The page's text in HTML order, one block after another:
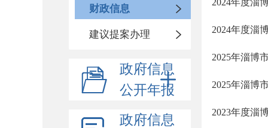
财政信息
建议提案办理
政府信息
公开年报
政府信息
2024年度淄
2024年度淄
2025年淄博
2025年淄博
2023年度淄